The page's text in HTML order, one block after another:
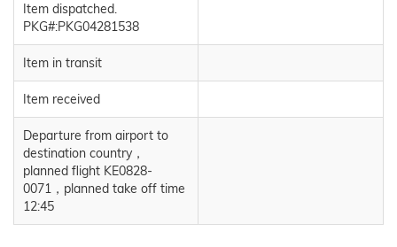
Item dispatched.
PKG#:PKG04281538
Item in transit
Item received
Departure from airport to
destination country，
planned flight KE0828-
0071，planned take off time
12:45